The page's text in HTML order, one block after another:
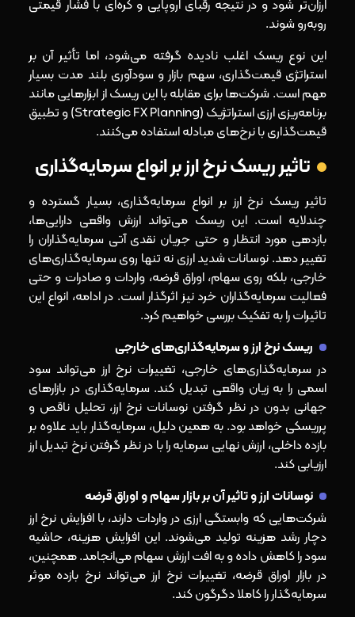
ارزان‌تر شود و در نتیجه رقبای اروپایی و کره‌ای با فشار قیمتی
روبه‌رو شوند.
این نوع ریسک اغلب نادیده گرفته می‌شود، اما تأثیر آن بر
استراتژی قیمت‌گذاری، سهم بازار و سودآوری بلند مدت بسیار
مهم است. شرکت‌ها برای مقابله با این ریسک از ابزارهایی مانند
برنامه‌ریزی ارزی استراتژیک (Strategic FX Planning) و تطبیق
قیمت‌گذاری با نرخ‌های مبادله استفاده می‌کنند.
تاثیر ریسک نرخ ارز بر انواع سرمایه‌گذاری
تاثیر ریسک نرخ ارز بر انواع سرمایه‌گذاری، بسیار گسترده و
چندلایه است. این ریسک می‌تواند ارزش واقعی دارایی‌ها،
بازدهی مورد انتظار و حتی جریان نقدی آتی سرمایه‌گذاران را
تغییر دهد. نوسانات شدید ارزی نه‌ تنها روی سرمایه‌گذاری‌های
خارجی، بلکه روی سهام، اوراق قرضه، واردات و صادرات و حتی
فعالیت سرمایه‌گذاران خرد نیز اثرگذار است. در ادامه، انواع این
تاثیرات را به تفکیک بررسی خواهیم کرد.
ریسک نرخ ارز و سرمایه‌گذاری‌های خارجی
در سرمایه‌گذاری‌های خارجی، تغییرات نرخ ارز می‌تواند سود
اسمی را به زیان واقعی تبدیل کند. سرمایه‌گذاری در بازارهای
جهانی بدون در نظر گرفتن نوسانات نرخ ارز، تحلیل ناقص و
پرریسکی خواهد بود. به‌ همین دلیل، سرمایه‌گذار باید علاوه بر
بازده داخلی، ارزش نهایی سرمایه را با در نظر گرفتن نرخ تبدیل ارز
ارزیابی کند.
نوسانات ارز و تاثیر آن بر بازار سهام و اوراق قرضه
شرکت‌هایی که وابستگی ارزی در واردات دارند، با افزایش نرخ ارز
دچار رشد هزینه تولید می‌شوند. این افزایش هزینه، حاشیه
سود را کاهش داده و به افت ارزش سهام می‌انجامد. همچنین،
در بازار اوراق قرضه، تغییرات نرخ ارز می‌تواند نرخ بازده موثر
سرمایه‌گذار را کاملا دگرگون کند.